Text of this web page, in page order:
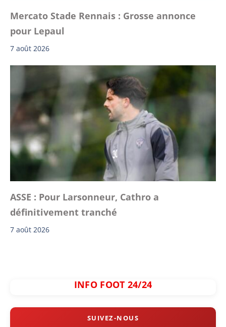
Mercato Stade Rennais : Grosse annonce
pour Lepaul
7 août 2026
ASSE : Pour Larsonneur, Cathro a
définitivement tranché
7 août 2026
INFO FOOT 24/24